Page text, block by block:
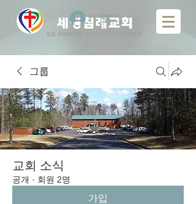
​ 세광침례교회
SE KWANG BAPTIST CHURCH
로그인
그룹
교회 소식
공개 · 회원 2명
가입